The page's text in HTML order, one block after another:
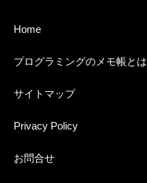
Home
プログラミングのメモ帳とは
サイトマップ
Privacy Policy
お問合せ